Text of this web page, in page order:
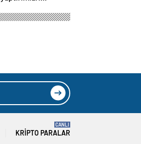
Suriye’de kutlandı
KRIPTO PARALAR
CANLI